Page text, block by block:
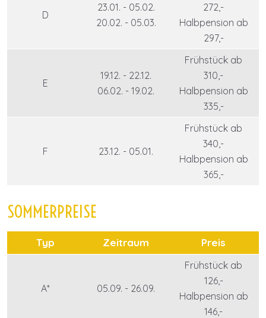
D
23.01. - 05.02.
20.02. - 05.03.
272,-
Halbpension ab
297,-
E
19.12. - 22.12.
06.02. - 19.02.
Frühstück ab
310,-
Halbpension ab
335,-
F 23.12. - 05.01.
Frühstück ab
340,-
Halbpension ab
365,-
SOMMERPREISE
Typ Zeitraum Preis
A* 05.09. - 26.09.
Frühstück ab
126,-
Halbpension ab
146,-